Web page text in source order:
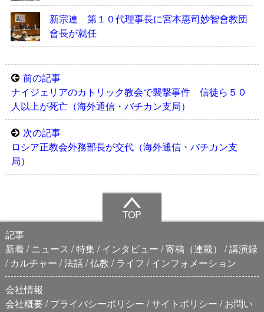
新宗連 第１０代理事長に宮本惠司妙智會教団
會長が就任
前の記事
ナイジェリアのカトリック教会で襲撃事件 信徒ら５０
人以上が死亡（海外通信・バチカン支局）
次の記事
ロシア正教会外務部長が交代（海外通信・バチカン支
局）
TOP
記事
新着
ニュース 特集 インタビュー 寄稿（連載）
講演録
カルチャー 法話 仏教 ライフ
インフォメーション
会社情報
会社概要 プライバシーポリシー サイトポリシー
お問い